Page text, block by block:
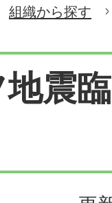
組織から探す
震